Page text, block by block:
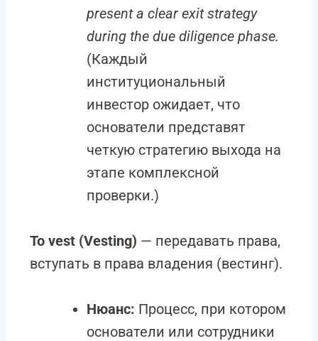
present a clear exit strategy
during the due diligence phase.
(Каждый
институциональный
инвестор ожидает, что
основатели представят
четкую стратегию выхода на
этапе комплексной
проверки.)
To vest (Vesting) — передавать права,
вступать в права владения (вестинг).
Нюанс: Процесс, при котором
основатели или сотрудники